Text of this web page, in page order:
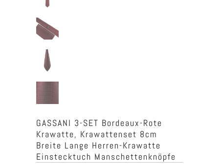
GASSANI 3-SET Bordeaux-Rote
Krawatte, Krawattenset 8cm
Breite Lange Herren-Krawatte
Einstecktuch Manschettenknöpfe